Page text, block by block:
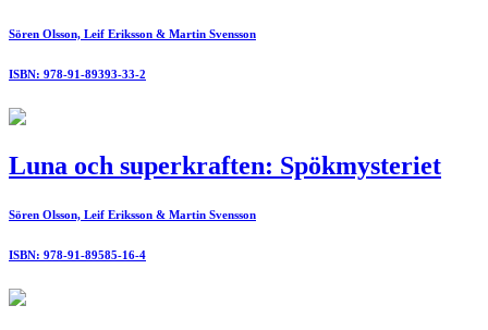
Sören Olsson, Leif Eriksson & Martin Svensson
ISBN: 978-91-89393-33-2
Luna och superkraften: Spökmysteriet
Sören Olsson, Leif Eriksson & Martin Svensson
ISBN: 978-91-89585-16-4